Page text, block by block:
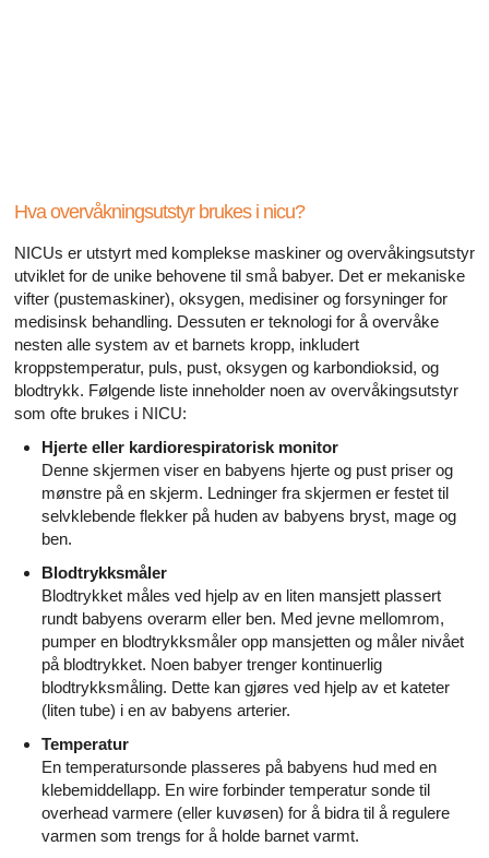
Alle artikler om mannlige reproduksjonssystemet
Alle artikler om Alzheimers sykdom
Hva overvåkningsutstyr brukes i nicu?
NICUs er utstyrt med komplekse maskiner og overvåkingsutstyr
utviklet for de unike behovene til små babyer. Det er mekaniske
vifter (pustemaskiner), oksygen, medisiner og forsyninger for
medisinsk behandling. Dessuten er teknologi for å overvåke
nesten alle system av et barnets kropp, inkludert
kroppstemperatur, puls, pust, oksygen og karbondioksid, og
blodtrykk. Følgende liste inneholder noen av overvåkingsutstyr
som ofte brukes i NICU:
Hjerte eller kardiorespiratorisk monitor
Denne skjermen viser en babyens hjerte og pust priser og
mønstre på en skjerm. Ledninger fra skjermen er festet til
selvklebende flekker på huden av babyens bryst, mage og
ben.
Blodtrykksmåler
Blodtrykket måles ved hjelp av en liten mansjett plassert
rundt babyens overarm eller ben. Med jevne mellomrom,
pumper en blodtrykksmåler opp mansjetten og måler nivået
på blodtrykket. Noen babyer trenger kontinuerlig
blodtrykksmåling. Dette kan gjøres ved hjelp av et kateter
(liten tube) i en av babyens arterier.
Temperatur
En temperatursonde plasseres på babyens hud med en
klebemiddellapp. En wire forbinder temperatur sonde til
overhead varmere (eller kuvøsen) for å bidra til å regulere
varmen som trengs for å holde barnet varmt.